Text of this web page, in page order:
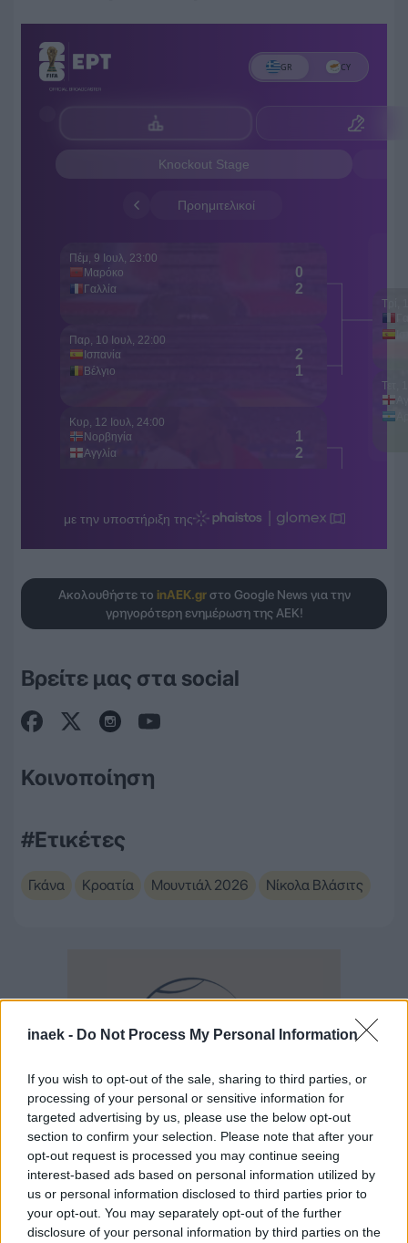
inaek - Do Not Process My Personal Information
If you wish to opt-out of the sale, sharing to third parties, or
processing of your personal or sensitive information for
targeted advertising by us, please use the below opt-out
section to confirm your selection. Please note that after your
opt-out request is processed you may continue seeing
interest-based ads based on personal information utilized by
us or personal information disclosed to third parties prior to
your opt-out. You may separately opt-out of the further
disclosure of your personal information by third parties on the
Ακολουθήστε το inAEK.grστο Google News για την
γρηγορότερη ενημέρωση της ΑΕΚ!
Βρείτε μας στα social
Κοινοποίηση
#Ετικέτες
Γκάνα Κροατία Μουντιάλ 2026 Νίκολα Βλάσιτς